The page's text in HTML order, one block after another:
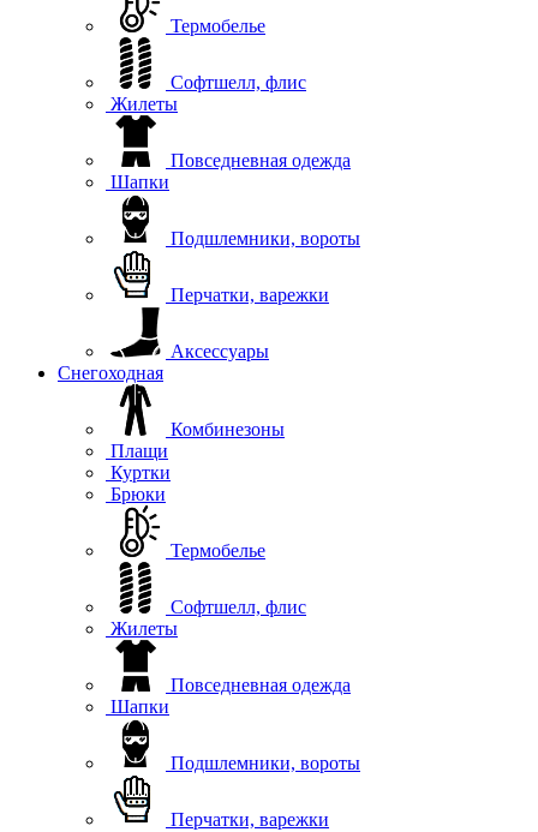
Термобелье
Софтшелл, флис
Жилеты
Повседневная одежда
Шапки
Подшлемники, вороты
Перчатки, варежки
Аксессуары
Снегоходная
Комбинезоны
Плащи
Куртки
Брюки
Термобелье
Софтшелл, флис
Жилеты
Повседневная одежда
Шапки
Подшлемники, вороты
Перчатки, варежки